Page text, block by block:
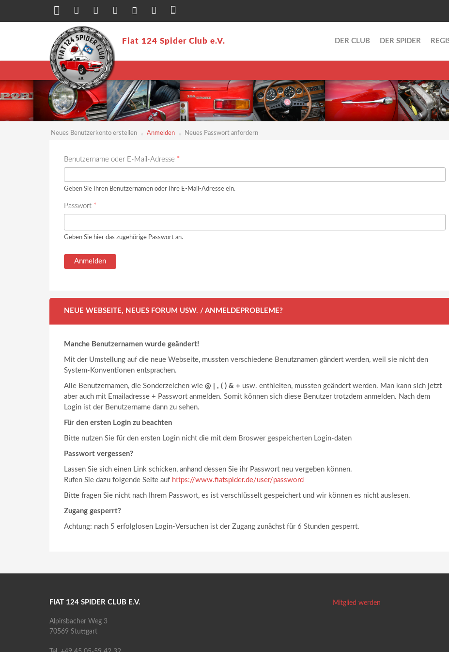
Fiat 124 Spider Club e.V. DER CLUB DER SPIDER
Neues Benutzerkonto erstellen Anmelden (aktiver
Neues Passwort anfordern
Benutzername oder E-Mail-Adresse *
Geben Sie Ihren Benutzernamen oder Ihre E-Mail-Adresse ein.
Passwort *
Geben Sie hier das zugehörige Passwort an.
NEUE WEBSEITE, NEUES FORUM USW. / ANMELDEPROBLEME?
Manche Benutzernamen wurde geändert!
Mit der Umstellung auf die neue Webseite, mussten verschiedene Benutznamen gändert werden, weil sie nicht den
System-Konventionen entsprachen.
Alle Benutzernamen, die Sonderzeichen wie @ | , ( ) & + usw. enthielten, mussten geändert werden. Man kann sich jetzt
aber auch mit Emailadresse + Passwort anmelden. Somit können sich diese Benutzer trotzdem anmelden. Nach dem
Login ist der Benutzername dann zu sehen.
Für den ersten Login zu beachten
Bitte nutzen Sie für den ersten Login nicht die mit dem Broswer gespeicherten Login-daten
Passwort vergessen?
Lassen Sie sich einen Link schicken, anhand dessen Sie ihr Passwort neu vergeben können.
Rufen Sie dazu folgende Seite auf https://www.fiatspider.de/user/password
Bitte fragen Sie nicht nach Ihrem Passwort, es ist verschlüsselt gespeichert und wir können es nicht auslesen.
Zugang gesperrt?
Achtung: nach 5 erfolglosen Login-Versuchen ist der Zugang zunächst für 6 Stunden gesperrt.
FIAT 124 SPIDER CLUB E.V.
Alpirsbacher Weg 3
70569 Stuttgart
Mitglied werden